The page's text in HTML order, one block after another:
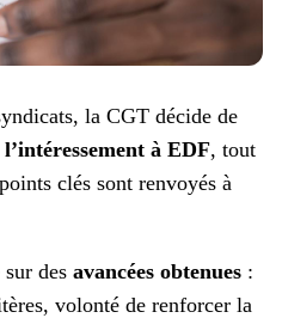
la CGT décide de
à EDF, tout
clés sont renvoyés à
des avancées obtenues :
volonté de renforcer la